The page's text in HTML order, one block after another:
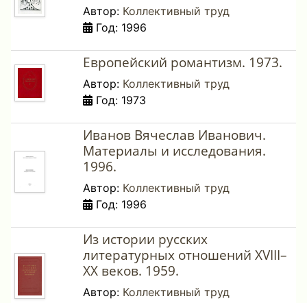
Автор: Коллективный труд
Год: 1996
Европейский романтизм. 1973.
Автор: Коллективный труд
Год: 1973
Иванов Вячеслав Иванович.
Материалы и исследования.
1996.
Автор: Коллективный труд
Год: 1996
Из истории русских
литературных отношений XVIII–
XX веков. 1959.
Автор: Коллективный труд